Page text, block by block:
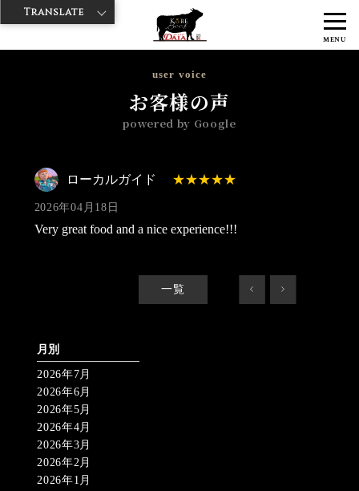
MENU
神戸牛ダイヤ > 神戸牛ダイア 雷門東店
ローカル
user voice
お客様の声
powered by Google
ローカルガイド
2026年04月18日
Very great food and a nice experience!!!
一覧 < >
月別
2026年7月
2026年6月
2026年5月
2026年4月
2026年3月
2026年2月
2026年1月
Translate